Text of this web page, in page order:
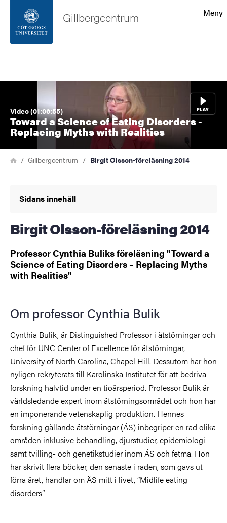
Sidfoten
Om webbplatsen
Meny
Gillbergcentrum
Video (01:06:55)
Toward a Science of Eating Disorders -
Replacing Myths with Realities
Bild
Länkstig
HemGillbergcentrum Birgit Olsson-föreläsning 2014
Sidans innehåll
Birgit Olsson-föreläsning 2014
Professor Cynthia Buliks föreläsning "Toward a
Science of Eating Disorders – Replacing Myths
with Realities"
Om professor Cynthia Bulik
Cynthia Bulik, är Distinguished Professor i ätstörningar och
chef för UNC Center of Excellence för ätstörningar,
University of North Carolina, Chapel Hill. Dessutom har hon
nyligen rekryterats till Karolinska Institutet för att bedriva
forskning halvtid under en tioårsperiod. Professor Bulik är
världsledande expert inom ätstörningsområdet och hon har
en imponerande vetenskaplig produktion. Hennes
forskning gällande ätstörningar (ÄS) inbegriper en rad olika
områden inklusive behandling, djurstudier, epidemiologi
samt tvilling- och genetikstudier inom ÄS och fetma. Hon
har skrivit flera böcker, den senaste i raden, som gavs ut
förra året, handlar om ÄS mitt i livet, ”Midlife eating
disorders”